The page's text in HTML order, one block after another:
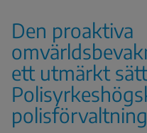
Den proaktiva
ett utmärkt